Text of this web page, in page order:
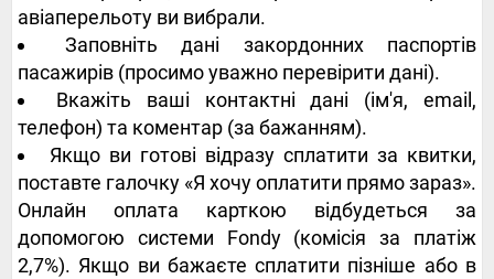
авіаперельоту ви вибрали.
Заповніть дані закордонних паспортів
пасажирів (просимо уважно перевірити дані).
Вкажіть ваші контактні дані (ім'я, email,
телефон) та коментар (за бажанням).
Якщо ви готові відразу сплатити за квитки,
поставте галочку «Я хочу оплатити прямо зараз».
Онлайн оплата карткою відбудеться за
допомогою системи Fondy (комісія за платіж
2,7%). Якщо ви бажаєте сплатити пізніше або в